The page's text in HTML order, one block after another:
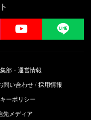
YouTube
部・運営情報
問い合わせ 採用情報
ーポリシー
先メディア